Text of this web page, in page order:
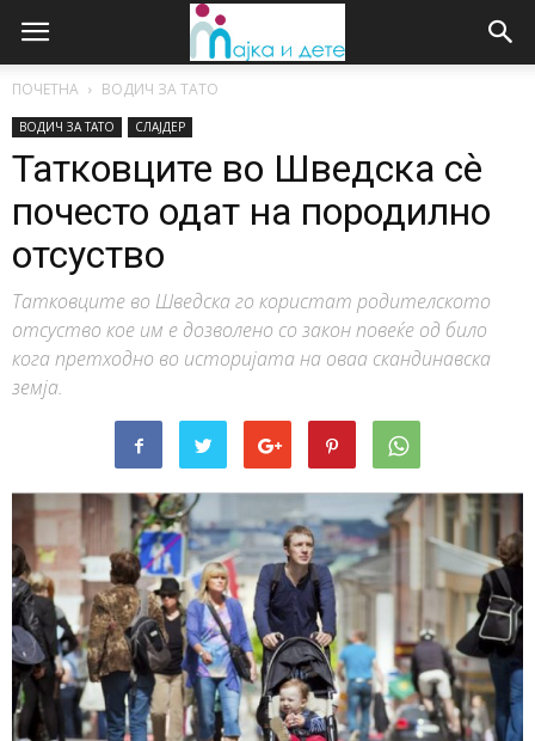
ПОЧЕТНА ВОДИЧ ЗА ТАТО
ВОДИЧ ЗА ТАТО СЛАЈДЕР
Татковците во Шведска сѐ
почесто одат на породилно
отсуство
Татковците во Шведска го користат родителското
отсуство кое им е дозволено со закон повеќе од било
кога претходно во историјата на оваа скандинавска
земја.